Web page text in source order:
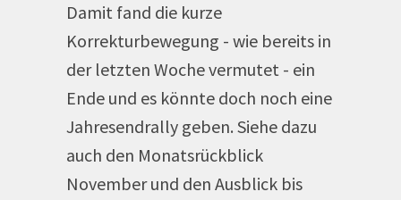
Damit fand die kurze
Korrekturbewegung - wie bereits in
der letzten Woche vermutet - ein
Ende und es könnte doch noch eine
Jahresendrally geben. Siehe dazu
auch den Monatsrückblick
November und den Ausblick bis